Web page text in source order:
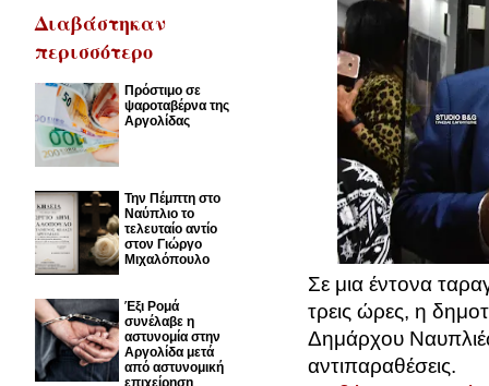
Σε μια έντονα
τρεις ώρες, η
Δημάρχου
αντιπαραθέσεις.
Διαβάστηκαν
περισσότερο
Πρόστιμο σε
ψαροταβέρνα της
Αργολίδας
Την Πέμπτη στο
Ναύπλιο το
τελευταίο αντίο
στον Γιώργο
Μιχαλόπουλο
Έξι Ρομά
συνέλαβε η
αστυνομία στην
Αργολίδα μετά
από αστυνομική
επιχείρηση